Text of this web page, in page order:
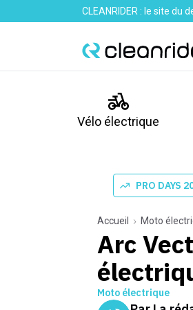
CLEANRIDER : le site du
Vélo électrique
PRO DAYS
Accueil Moto
Arc
Moto électrique